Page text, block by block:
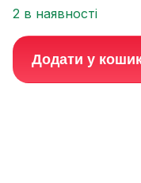
2 в наявності
Додати у